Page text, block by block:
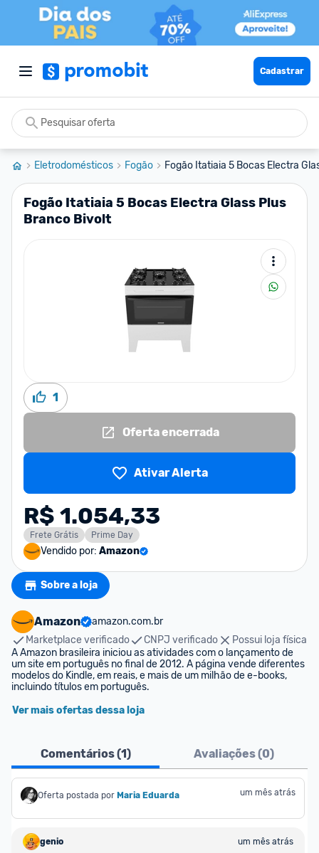
Cadastrar
Eletrodomésticos Fogão Fogão Itatiaia 5 Bocas Electra
Fogão Itatiaia 5 Bocas Electra Glass Plus
Branco Bivolt
1
Oferta encerrada
Ativar Alerta
R$ 1.054,33
Frete Grátis Prime Day
Vendido por: Amazon
Sobre a loja
Amazon
amazon.com.br
Marketplace verificado
CNPJ verificado
Possui loja física
A Amazon brasileira iniciou as atividades com o lançamento de
um site em português no final de 2012. A página vende diferentes
modelos do Kindle, em reais, e mais de um milhão de e-books,
incluindo títulos em português.
Ver mais ofertas dessa loja
Comentários (1) Avaliações (0)
Oferta postada por Maria Eduarda um mês atrás
genio
um mês atrás